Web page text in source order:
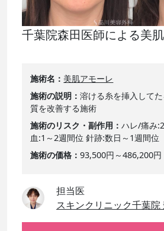
千葉院森田医師による美
施術名
美肌アモーレ
施術の説明
溶ける糸を挿入して
質を改善する施術
施術のリスク・副作用
ハレ/痛み
血:1～2週間位 針跡:数日～1週間位
施術の価格
93,500円～486,200円
担当医
スキンクリニック千葉院